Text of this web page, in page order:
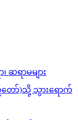
ဆရာမများ
ော်)သို့ သွားရောက်